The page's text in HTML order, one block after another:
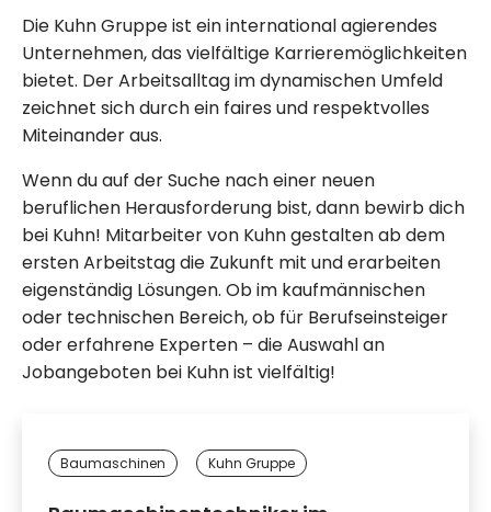
Die Kuhn Gruppe ist ein international agierendes
Unternehmen, das vielfältige Karrieremöglichkeiten
bietet. Der Arbeitsalltag im dynamischen Umfeld
zeichnet sich durch ein faires und respektvolles
Miteinander aus.
Wenn du auf der Suche nach einer neuen
beruflichen Herausforderung bist, dann bewirb dich
bei Kuhn! Mitarbeiter von Kuhn gestalten ab dem
ersten Arbeitstag die Zukunft mit und erarbeiten
eigenständig Lösungen. Ob im kaufmännischen
oder technischen Bereich, ob für Berufseinsteiger
oder erfahrene Experten – die Auswahl an
Jobangeboten bei Kuhn ist vielfältig!
Baumaschinen Kuhn Gruppe